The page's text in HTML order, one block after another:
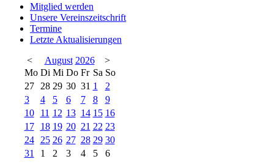
Mitglied werden
Unsere Vereinszeitschrift
Termine
Letzte Aktualisierungen
<
August 2026
>
Mo Di Mi Do Fr Sa So
27
28 29 30 31 1
2
3
4 5 6 7 8
9
10
11 12 13 14 15 16
17
18 19 20 21 22 23
24
25 26 27 28 29 30
31
1 2 3 4 5 6